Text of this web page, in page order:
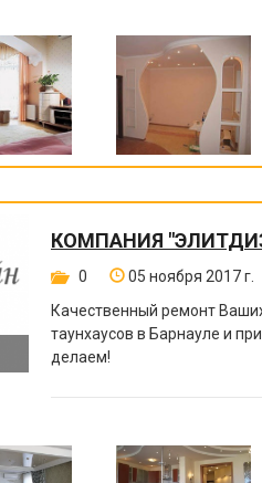
КОМПАНИЯ
0
05 ноября 2017 г.
Качественный ремонт
таунхаусов в Барнауле и
делаем!